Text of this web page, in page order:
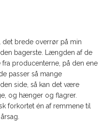
brede overrør på min
bagerste. Længden af de
producenterne, på den ene
passer så mange
side, så kan det være
og hænger og flagrer.
forkortet én af remmene til